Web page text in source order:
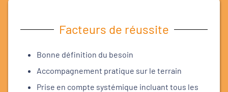
Facteurs de réussite
Bonne définition du besoin
Accompagnement pratique sur le terrain
Prise en compte systémique incluant tous les